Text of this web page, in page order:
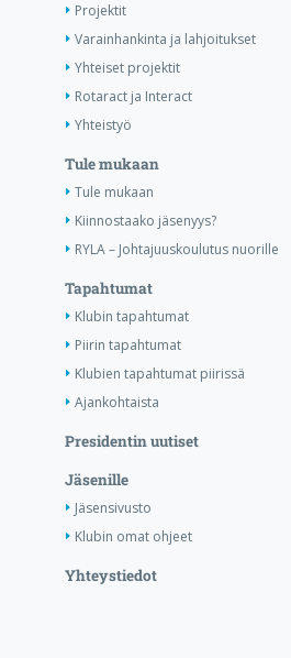
Projektit
Varainhankinta ja lahjoitukset
Yhteiset projektit
Rotaract ja Interact
Yhteistyö
Tule mukaan
Tule mukaan
Kiinnostaako jäsenyys?
RYLA – Johtajuuskoulutus nuorille
Tapahtumat
Klubin tapahtumat
Piirin tapahtumat
Klubien tapahtumat piirissä
Ajankohtaista
Presidentin uutiset
Jäsenille
Jäsensivusto
Klubin omat ohjeet
Yhteystiedot